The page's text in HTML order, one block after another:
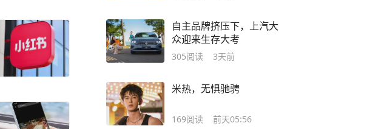
自主品牌挤压下，上汽大
众迎来生存大考
305阅读 3天前
米热，无惧驰骋
169阅读 前天05:56